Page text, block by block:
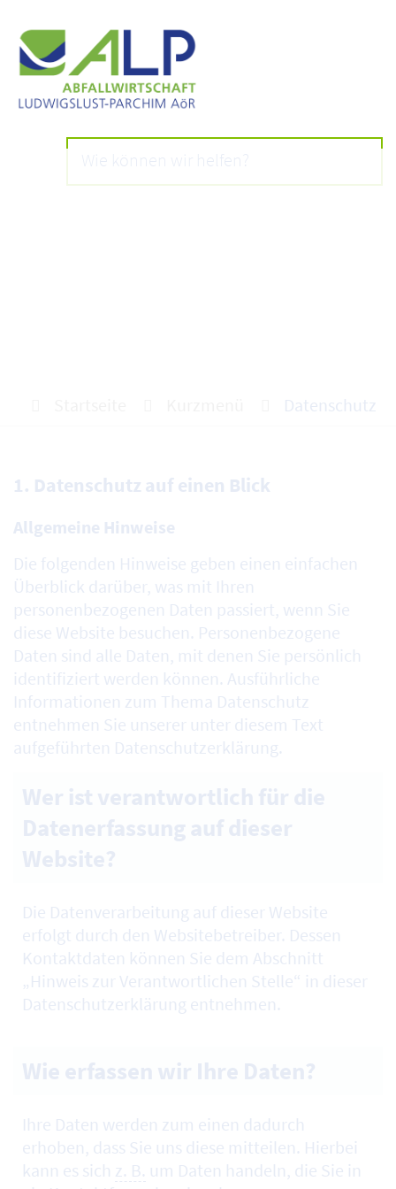
Datenschutz
1. Datenschutz auf einen Blick
Allgemeine Hinweise
Die folgenden Hinweise geben einen einfachen
Überblick darüber, was mit Ihren
personenbezogenen Daten passiert, wenn Sie
diese Website besuchen. Personenbezogene
Daten sind alle Daten, mit denen Sie persönlich
identifiziert werden können. Ausführliche
Informationen zum Thema Datenschutz
entnehmen Sie unserer unter diesem Text
aufgeführten Datenschutzerklärung.
Die Datenverarbeitung auf dieser Website
erfolgt durch den Websitebetreiber. Dessen
Kontaktdaten können Sie dem Abschnitt
„Hinweis zur Verantwortlichen Stelle“ in dieser
Datenschutzerklärung entnehmen.
Ihre Daten werden zum einen dadurch
erhoben, dass Sie uns diese mitteilen. Hierbei
kann es sich z. B. um Daten handeln, die Sie in